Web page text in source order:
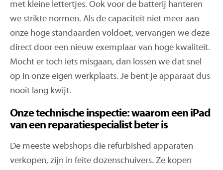
met kleine lettertjes. Ook voor de batterij hanteren
we strikte normen. Als de capaciteit niet meer aan
onze hoge standaarden voldoet, vervangen we deze
direct door een nieuw exemplaar van hoge kwaliteit.
Mocht er toch iets misgaan, dan lossen we dat snel
op in onze eigen werkplaats. Je bent je apparaat dus
nooit lang kwijt.
Onze technische inspectie: waarom een iPad
van een reparatiespecialist beter is
De meeste webshops die refurbished apparaten
verkopen, zijn in feite dozenschuivers. Ze kopen